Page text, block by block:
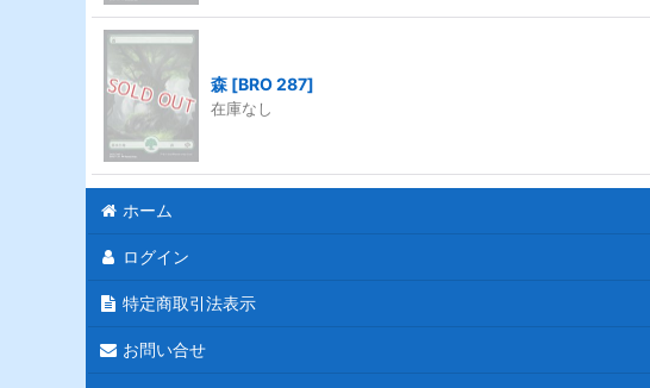
森 [BRO 287]
在庫なし
ホーム
ログイン
特定商取引法表示
お問い合せ